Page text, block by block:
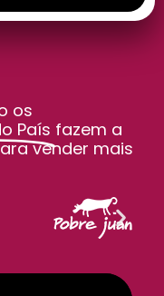
os
País fazem a
vender mais